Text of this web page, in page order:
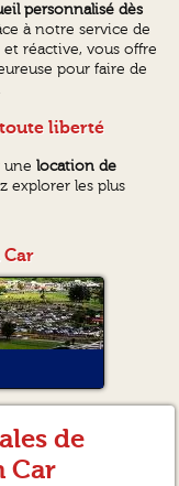
personnalisé dès
à notre service de
réactive, vous offre
pour faire de
liberté
unelocation de
explorer les plus
Car
de
Car